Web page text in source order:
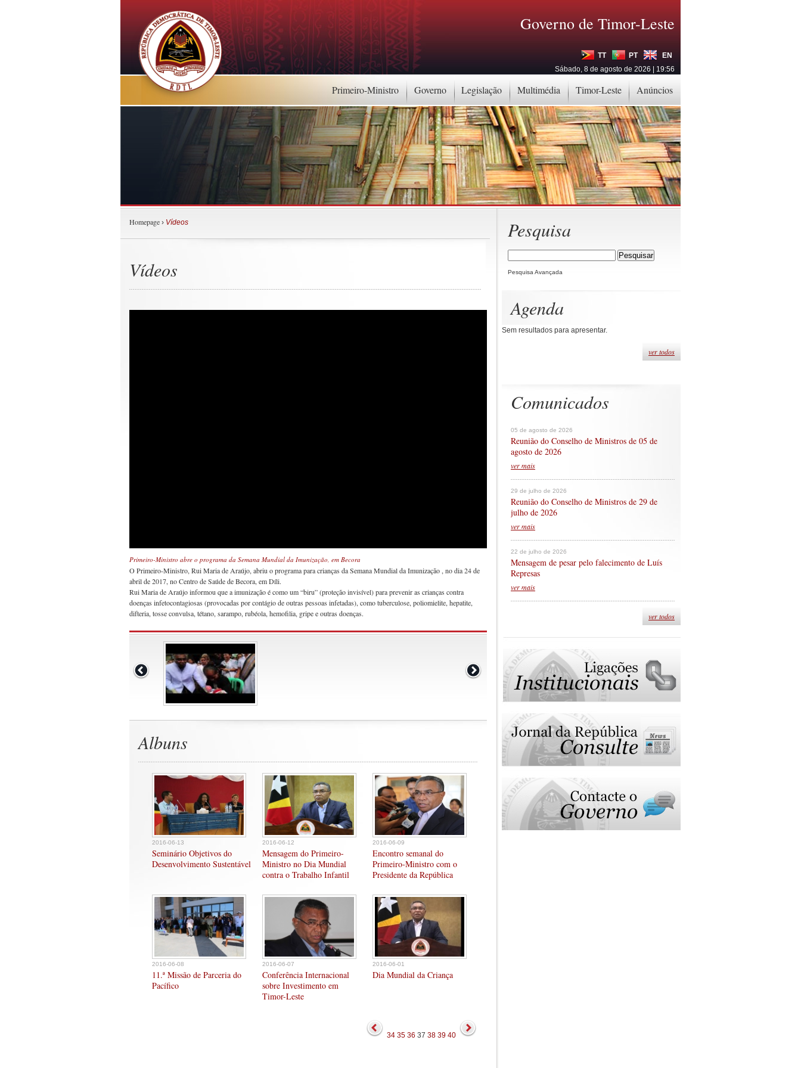
Primeiro-Ministro Governo Legislação Multimédia Timor-Leste Anúncios
Governo de Timor-Leste
TT PT
EN
Sábado, 8 de agosto de 2026 | 19:56
Pesquisa
Pesquisa Avançada
Agenda
Sem resultados para apresentar.
ver todos
Comunicados
05 de agosto de 2026
Reunião do Conselho de Ministros de 05 de
agosto de 2026
ver mais
29 de julho de 2026
Reunião do Conselho de Ministros de 29 de
julho de 2026
ver mais
22 de julho de 2026
Mensagem de pesar pelo falecimento de Luís
Represas
ver mais
ver todos
Homepage › Vídeos
Vídeos
Primeiro-Ministro abre o programa da Semana Mundial da Imunização, em Becora
O Primeiro-Ministro, Rui Maria de Araújo, abriu o programa para crianças da Semana Mundial da Imunização , no dia 24 de
abril de 2017, no Centro de Saúde de Becora, em Díli.
Rui Maria de Araújo informou que a imunização é como um “biru” (proteção invisível) para prevenir as crianças contra
doenças infetocontagiosas (provocadas por contágio de outras pessoas infetadas), como tuberculose, poliomielite, hepatite,
difteria, tosse convulsa, tétano, sarampo, rubéola, hemofilia, gripe e outras doenças.
Albuns
2016-06-13
Seminário Objetivos do
Desenvolvimento Sustentável
2016-06-12
Mensagem do Primeiro-
Ministro no Dia Mundial
contra o Trabalho Infantil
2016-06-09
Encontro semanal do
Primeiro-Ministro com o
Presidente da República
2016-06-08
11.ª Missão de Parceria do
Pacífico
2016-06-07
Conferência Internacional
sobre Investimento em
Timor-Leste
2016-06-01
Dia Mundial da Criança
34 35 36 37 38 39 40